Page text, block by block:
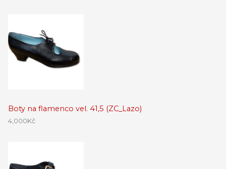
Boty na flamenco vel. 41,5 (ZC_Lazo)
4,000Kč